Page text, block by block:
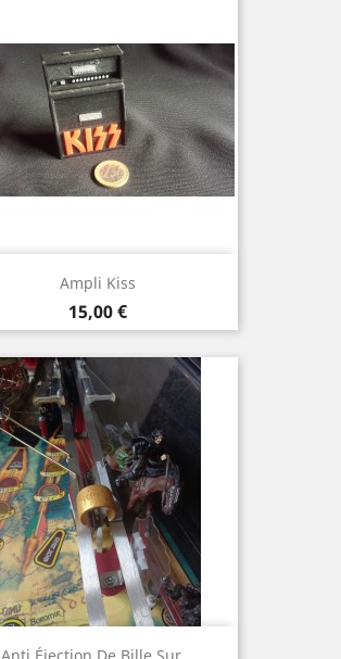
Ampli Kiss
Prix
15,00 €